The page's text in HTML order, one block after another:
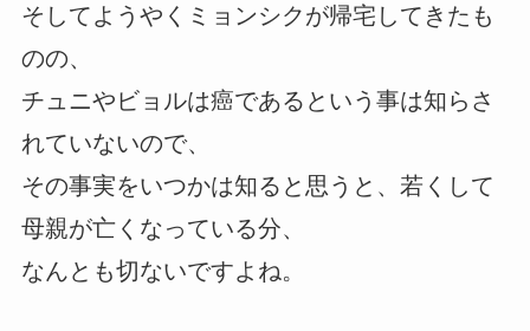
そしてようやくミョンシクが帰宅してきたも
のの、
チュニやビョルは癌であるという事は知らさ
れていないので、
その事実をいつかは知ると思うと、若くして
母親が亡くなっている分、
なんとも切ないですよね。